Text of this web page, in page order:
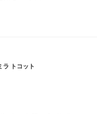
にくの雨が、、、と
し出来ればと思います
ラ トコット